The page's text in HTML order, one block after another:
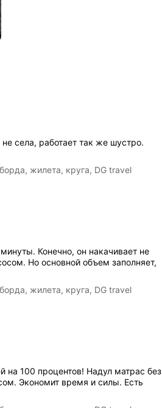
села, работает так же шустро.
жилета, круга, DG travel
Конечно, он накачивает не
Но основной объем заполняет,
жилета, круга, DG travel
на 100 процентов! Надул матрас без
Экономит время и силы. Есть